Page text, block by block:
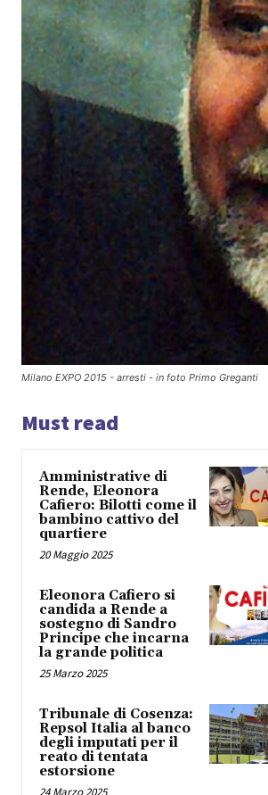
Milano EXPO 2015 - arresti - in foto Primo Greganti
Must read
Amministrative di
Rende, Eleonora
Cafiero: Bilotti come il
bambino cattivo del
quartiere
20 Maggio 2025
Eleonora Cafiero si
candida a Rende a
sostegno di Sandro
Principe che incarna
la grande politica
25 Marzo 2025
Tribunale di Cosenza:
Repsol Italia al banco
degli imputati per il
reato di tentata
estorsione
24 Marzo 2025